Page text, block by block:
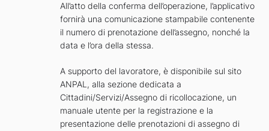
All’atto della conferma dell’operazione, l’applicativo
fornirà una comunicazione stampabile contenente
il numero di prenotazione dell’assegno, nonché la
data e l’ora della stessa.
A supporto del lavoratore, è disponibile sul sito
ANPAL, alla sezione dedicata a
Cittadini/Servizi/Assegno di ricollocazione, un
manuale utente per la registrazione e la
presentazione delle prenotazioni di assegno di